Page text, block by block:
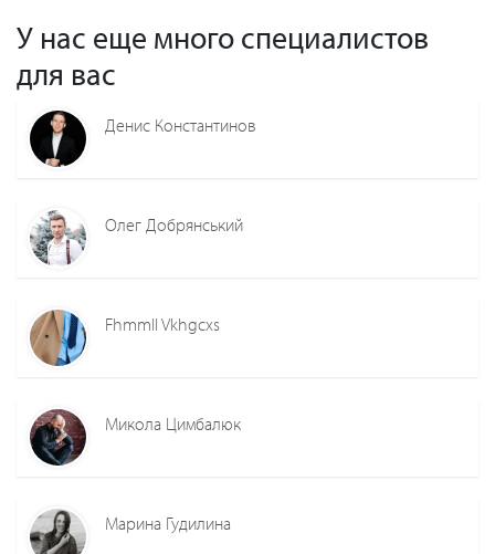
У нас еще много специалистов
для вас
Денис Константинов
Олег Добрянський
Fhmmll Vkhgcxs
Микола Цимбалюк
Марина Гудилина